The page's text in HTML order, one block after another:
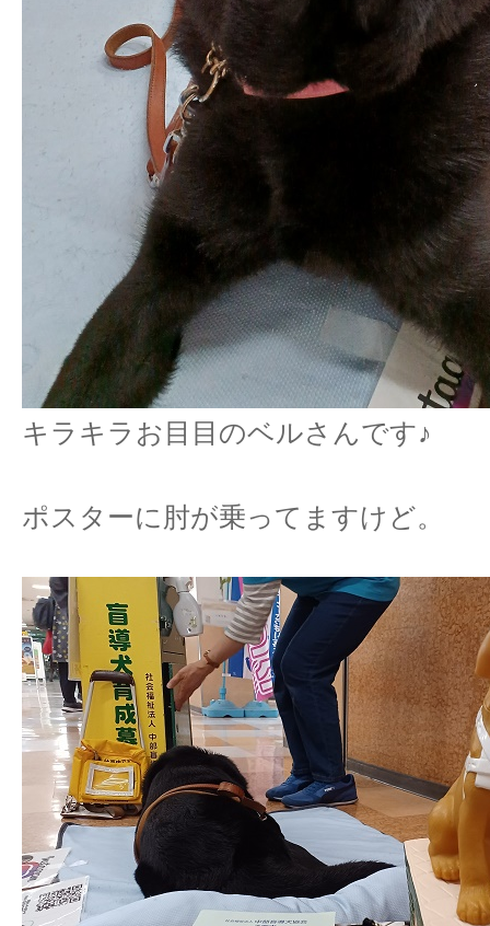
キラキラお目目のベルさんです♪
ポスターに肘が乗ってますけど。